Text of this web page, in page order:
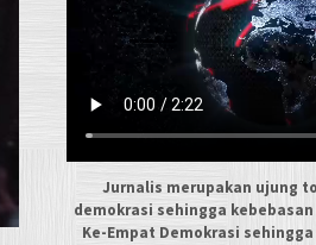
Jurnalis merupakan ujung
demokrasi sehingga
Ke-Empat Demokrasi